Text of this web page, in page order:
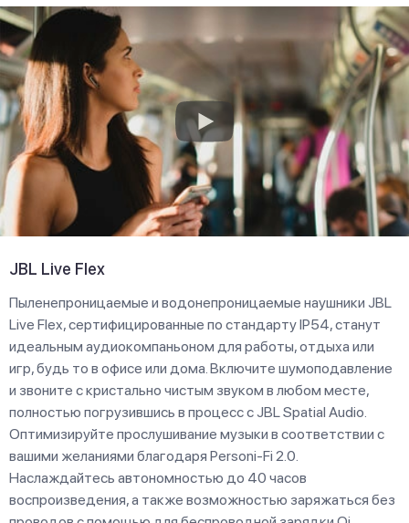
JBL Live Flex
Пыленепроницаемые и водонепроницаемые наушники JBL
Live Flex, сертифицированные по стандарту IP54, станут
идеальным аудиокомпаньоном для работы, отдыха или
игр, будь то в офисе или дома. Включите шумоподавление
и звоните с кристально чистым звуком в любом месте,
полностью погрузившись в процесс с JBL Spatial Audio.
Оптимизируйте прослушивание музыки в соответствии с
вашими желаниями благодаря Personi-Fi 2.0.
Наслаждайтесь автономностью до 40 часов
воспроизведения, а также возможностью заряжаться без